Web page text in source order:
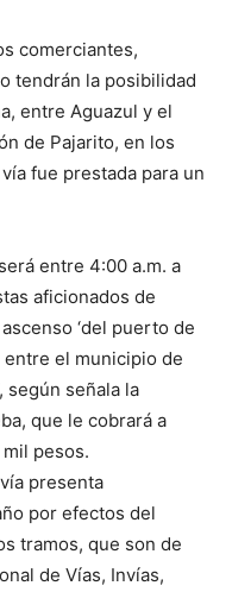
comerciantes,
tendrán la posibilidad
entre Aguazul y el
de Pajarito, en los
fue prestada para un
entre 4:00 a.m. a
aficionados de
‘del puerto de
entre el municipio de
según señala la
que le cobrará a
pesos.
presenta
por efectos del
tramos, que son de
de Vías, Invías,